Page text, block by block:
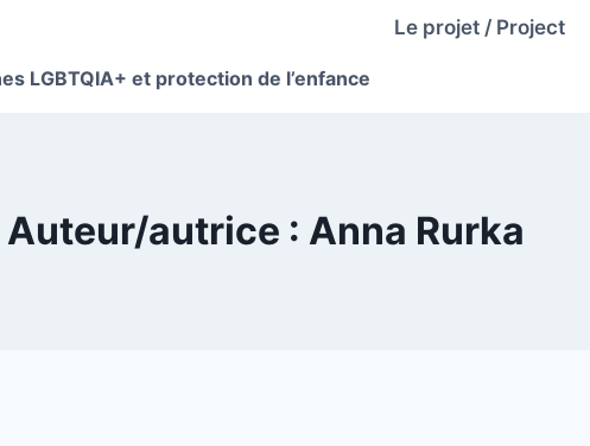
LGBTQIA+ et protection de l’enfance
Le projet / Project
Auteur/autrice : Anna Rurka